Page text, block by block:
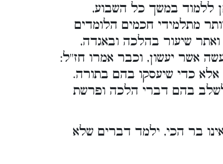
ללמוד במשך כל השבוע,
מתלמידי חכמים הלומדים
שיעור בהלכה ובאגדה,
אשר יעשון, וכבר אמרו חז''ל:
אלא כדי שיעסקו בהם בתורה.
בהם דברי הלכה ופרשת
בר הכי, ילמד דברים שלא